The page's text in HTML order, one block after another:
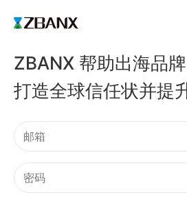
ZBANX 帮助出海品牌
打造全球信任状并提